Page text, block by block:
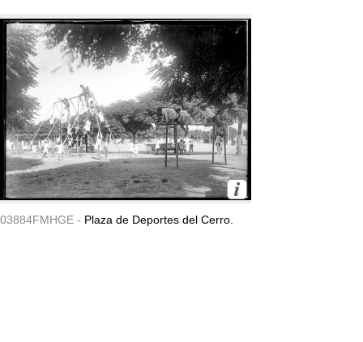
03884FMHGE - Plaza de Deportes del Cerro.